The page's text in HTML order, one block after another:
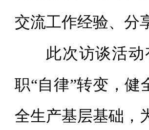
交流工作经验、分
此次访谈活
职“自律”转变，
全生产基层基础，